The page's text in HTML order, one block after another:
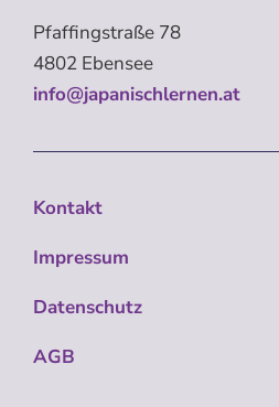
Pfaffingstraße 78
4802 Ebensee
info@japanischlernen.at
Kontakt
Impressum
Datenschutz
AGB